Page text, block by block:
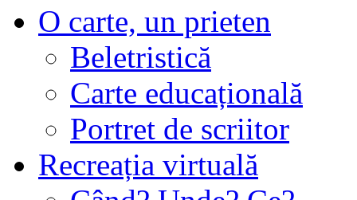
O carte, un prieten
Beletristică
Carte educațională
Portret de scriitor
Recreația virtuală